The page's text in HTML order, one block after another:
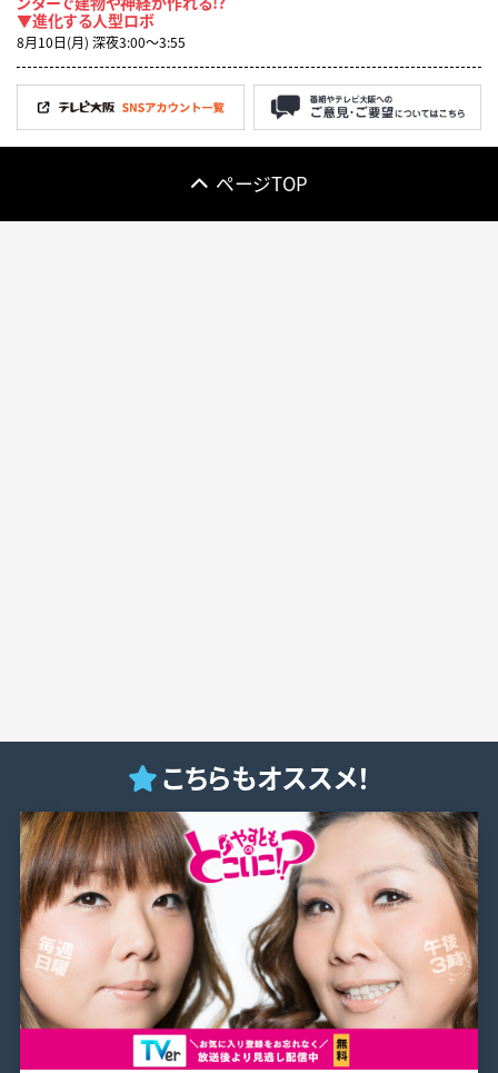
▼進化する人型ロボ
8月10日(月) 深夜3:00〜3:55
ページTOP
こちらもオススメ！